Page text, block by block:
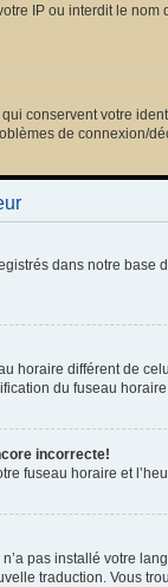
IP ou interdit le
conservent votre
de connexion/
dans notre base
horaire différent de
du fuseau
incorrecte!
fuseau horaire et
pas installé votre
traduction. Vous